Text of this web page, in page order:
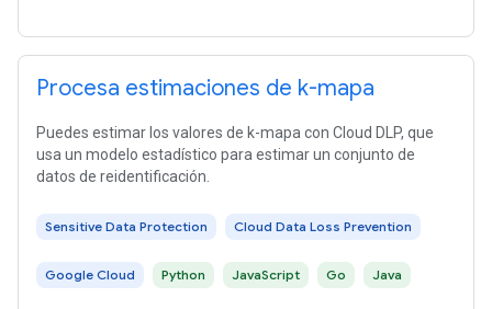
Procesa estimaciones de k-mapa
Puedes estimar los valores de k-mapa con Cloud DLP, que
usa un modelo estadístico para estimar un conjunto de
datos de reidentificación.
Sensitive Data Protection Cloud Data Loss Prevention
Google Cloud Python JavaScript Go Java